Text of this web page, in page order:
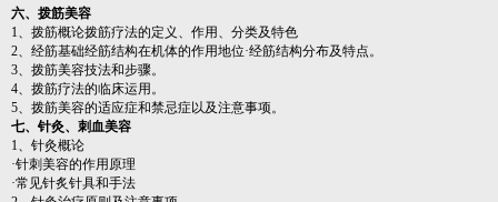
六、拨筋美容
1、拨筋概论拨筋疗法的定义、作用、分类及特色
2、经筋基础经筋结构在机体的作用地位·经筋结构分布及特点。
3、拨筋美容技法和步骤。
4、拨筋疗法的临床运用。
5、拨筋美容的适应症和禁忌症以及注意事项。
七、针灸、刺血美容
1、针灸概论
·针刺美容的作用原理
·常见针炙针具和手法